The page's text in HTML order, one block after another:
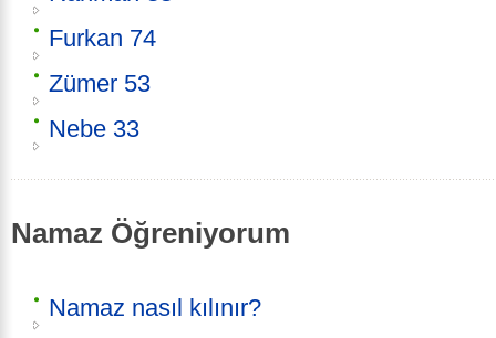
Furkan 74
Zümer 53
Nebe 33
Namaz Öğreniyorum
Namaz nasıl kılınır?